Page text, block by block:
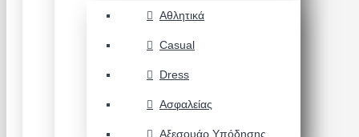
Αθλητικά
Casual
Dress
Ασφαλείας
Αξεσουάρ Υπόδησης